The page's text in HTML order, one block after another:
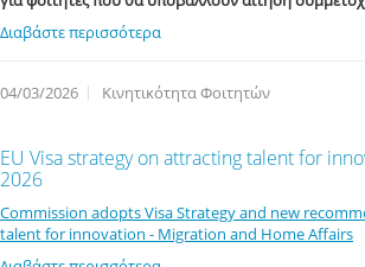
Διαβάστε περισσότερα
04/03/2026 Κινητικότητα Φοιτητών
EU Visa strategy on attracting talent for
2026
Commission adopts Visa Strategy and new
talent for innovation - Migration and Home Affairs